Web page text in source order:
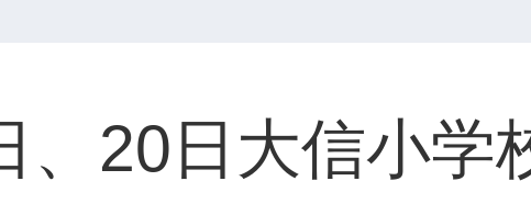
、20日大信小学